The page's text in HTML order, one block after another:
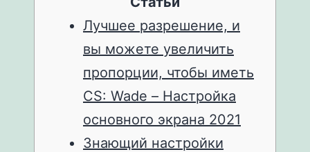
Лучшее разрешение, и
вы можете увеличить
пропорции, чтобы иметь
CS: Wade – Настройка
основного экрана 2021
Знающий настройки